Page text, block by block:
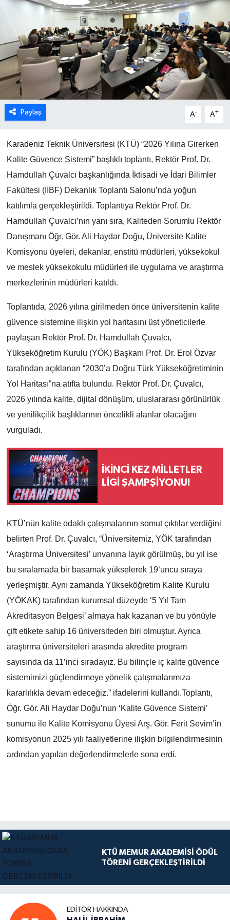
Paylaş A- A+
Karadeniz Teknik Üniversitesi (KTÜ) “2026 Yılına Girerken
Kalite Güvence Sistemi” başlıklı toplantı, Rektör Prof. Dr.
Hamdullah Çuvalcı başkanlığında İktisadi ve İdari Bilimler
Fakültesi (İİBF) Dekanlık Toplantı Salonu’nda yoğun
katılımla gerçekleştirildi. Toplantıya Rektör Prof. Dr.
Hamdullah Çuvalcı’nın yanı sıra, Kaliteden Sorumlu Rektör
Danışmanı Öğr. Gör. Ali Haydar Doğu, Üniversite Kalite
Komisyonu üyeleri, dekanlar, enstitü müdürleri, yüksekokul
ve meslek yüksekokulu müdürleri ile uygulama ve araştırma
merkezlerinin müdürleri katıldı.
Toplantıda, 2026 yılına girilmeden önce üniversitenin kalite
güvence sistemine ilişkin yol haritasını üst yöneticilerle
paylaşan Rektör Prof. Dr. Hamdullah Çuvalcı,
Yükseköğretim Kurulu (YÖK) Başkanı Prof. Dr. Erol Özvar
tarafından açıklanan “2030’a Doğru Türk Yükseköğretiminin
Yol Haritası”na atıfta bulundu. Rektör Prof. Dr. Çuvalcı,
2026 yılında kalite, dijital dönüşüm, uluslararası görünürlük
ve yenilikçilik başlıklarının öncelikli alanlar olacağını
vurguladı.
İKİNCİ KEZ MİLLETLER
LİGİ ŞAMPŞİYONU!
KTÜ’nün kalite odaklı çalışmalarının somut çıktılar verdiğini
belirten Prof. Dr. Çuvalcı, “Üniversitemiz, YÖK tarafından
‘Araştırma Üniversitesi’ unvanına layık görülmüş, bu yıl ise
bu sıralamada bir basamak yükselerek 19’uncu sıraya
yerleşmiştir. Aynı zamanda Yükseköğretim Kalite Kurulu
(YÖKAK) tarafından kurumsal düzeyde ‘5 Yıl Tam
Akreditasyon Belgesi’ almaya hak kazanan ve bu yönüyle
çift etikete sahip 16 üniversiteden biri olmuştur. Ayrıca
araştırma üniversiteleri arasında akredite program
sayısında da 11’inci sıradayız. Bu bilinçle iç kalite güvence
sistemimizi güçlendirmeye yönelik çalışmalarımıza
kararlılıkla devam edeceğiz.” ifadelerini kullandı.Toplantı,
Öğr. Gör. Ali Haydar Doğu’nun ‘Kalite Güvence Sistemi’
sunumu ile Kalite Komisyonu Üyesi Arş. Gör. Ferit Sevim’in
komisyonun 2025 yılı faaliyetlerine ilişkin bilgilendirmesinin
ardından yapılan değerlendirmelerle sona erdi.
KTÜ MEMUR AKADEMİSİ ÖDÜL
TÖRENİ GERÇEKLEŞTİRİLDİ
EDITÖR HAKKINDA